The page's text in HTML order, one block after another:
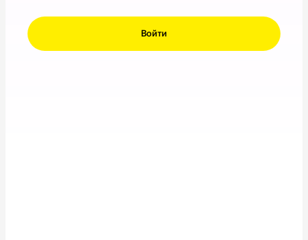
Войти